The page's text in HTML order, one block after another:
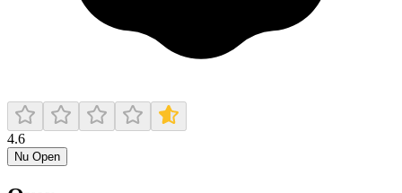
4.6
Nu Open